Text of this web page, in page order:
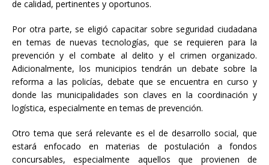
de calidad, pertinentes y oportunos.
Por otra parte, se eligió capacitar sobre seguridad ciudadana
en temas de nuevas tecnologías, que se requieren para la
prevención y el combate al delito y el crimen organizado.
Adicionalmente, los municipios tendrán un debate sobre la
reforma a las policías, debate que se encuentra en curso y
donde las municipalidades son claves en la coordinación y
logística, especialmente en temas de prevención.
Otro tema que será relevante es el de desarrollo social, que
estará enfocado en materias de postulación a fondos
concursables, especialmente aquellos que provienen de